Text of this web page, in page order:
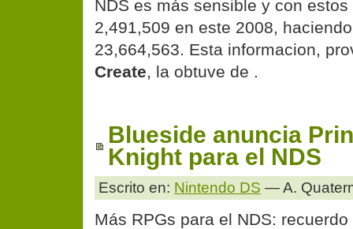
NDS es más sensible y con
2,491,509 en este 2008,
23,664,563. Esta informacion,
Create, la obtuve de .
Blueside anuncia
Knight para el NDS
Escrito en: Nintendo DS — A.
Más RPGs para el NDS: